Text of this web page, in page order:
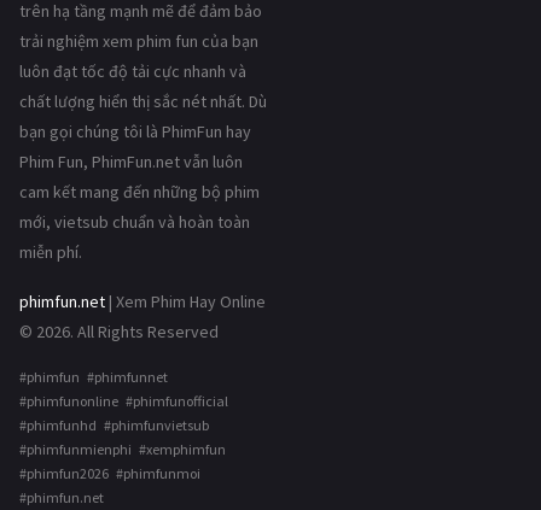
trên hạ tầng mạnh mẽ để đảm bảo
trải nghiệm xem phim fun của bạn
luôn đạt tốc độ tải cực nhanh và
chất lượng hiển thị sắc nét nhất. Dù
bạn gọi chúng tôi là PhimFun hay
Phim Fun, PhimFun.net vẫn luôn
cam kết mang đến những bộ phim
mới, vietsub chuẩn và hoàn toàn
miễn phí.
phimfun.net | Xem Phim Hay Online
© 2026. All Rights Reserved
#phimfun #phimfunnet
#phimfunonline #phimfunofficial
#phimfunhd #phimfunvietsub
#phimfunmienphi #xemphimfun
#phimfun2026 #phimfunmoi
#phimfun.net